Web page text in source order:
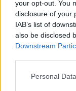
your opt-out. You
disclosure of your
IAB’s list of
also be disclosed
Downstream
Personal